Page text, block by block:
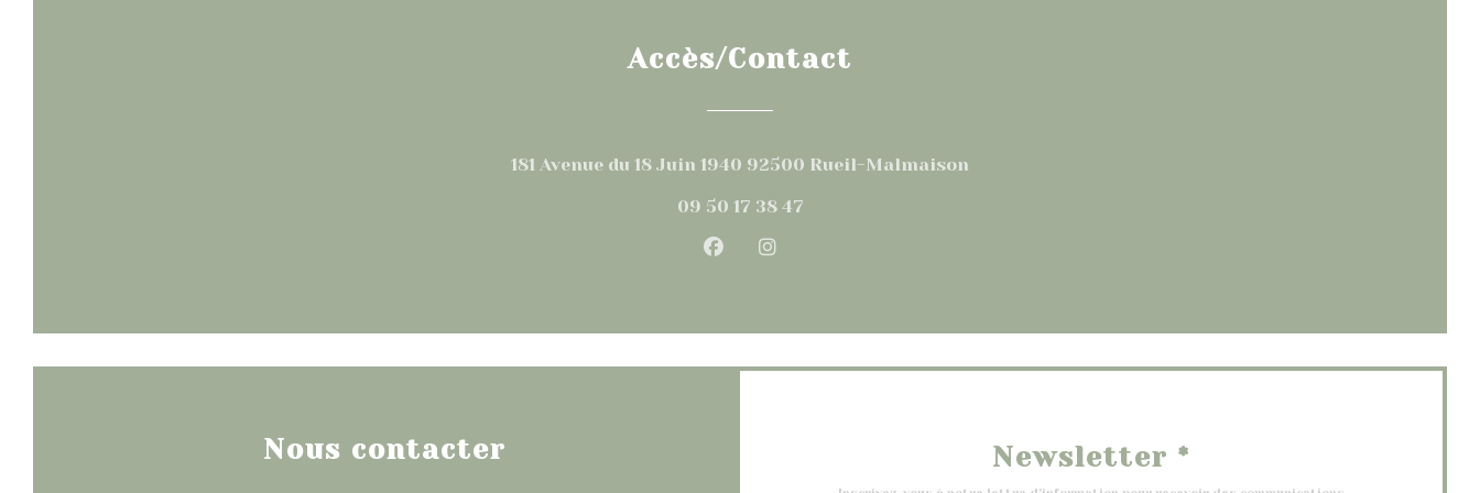
Accès/Contact
181 Avenue du 18 Juin 1940 92500 Rueil-Malmaison
09 50 17 38 47
Facebook ((ouvre une nouvelle fenêtre))
Nous contacter Newsletter *